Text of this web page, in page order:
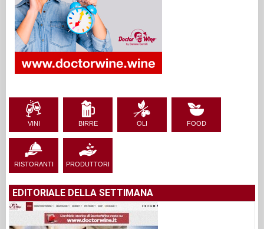
VINI BIRRE OLI FOOD
RISTORANTI PRODUTTORI
EDITORIALE DELLA SETTIMANA